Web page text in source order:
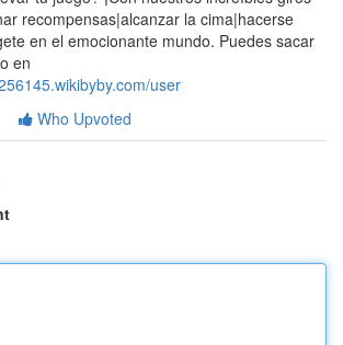
recompensas|alcanzar la cima|hacerse
en el emocionante mundo. Puedes sacar
en
user
Who Upvoted